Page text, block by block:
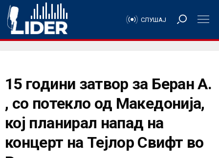
СЛУШАЈ
15 години затвор за Беран А.
, со потекло од Македонија,
кој планирал напад на
концерт на Тејлор Свифт во